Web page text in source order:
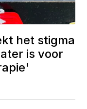
het stigma
is voor